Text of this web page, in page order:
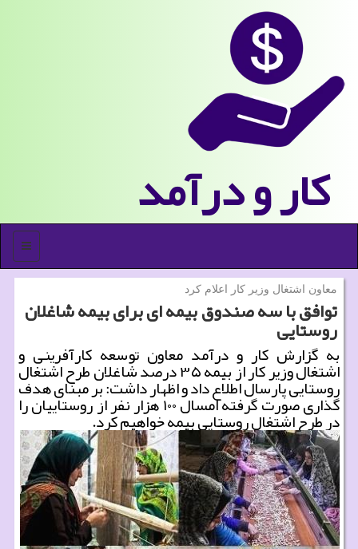
كار و درآمد
منو
معاون اشتغال وزیر كار اعلام كرد
توافق با سه صندوق بیمه ای برای بیمه شاغلان
روستایی
به گزارش كار و درآمد معاون توسعه كارآفرینی و
اشتغال وزیر كار از بیمه ۳۵ درصد شاغلان طرح اشتغال
روستایی پارسال اطلاع داد و اظهار داشت: بر مبنای هدف
گذاری صورت گرفته امسال ۱۰۰ هزار نفر از روستاییان را
در طرح اشتغال روستایی بیمه خواهیم كرد.